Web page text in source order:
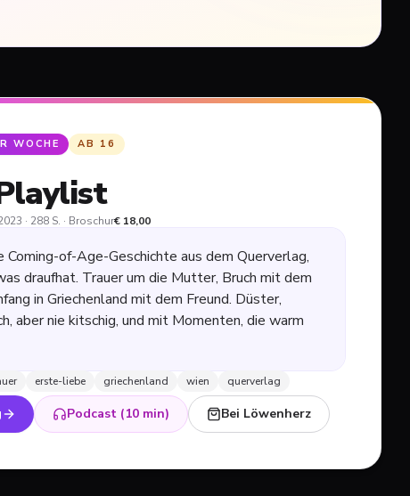
WOCHE AB 16
· 288 S. · Broschur€ 18,00
Coming-of-Age-Geschichte aus dem Querverlag,
draufhat. Trauer um die Mutter, Bruch mit dem
in Griechenland mit dem Freund. Düster,
aber nie kitschig, und mit Momenten, die warm
erste-liebe griechenland wien querverlag
Podcast (10 min) Bei Löwenherz